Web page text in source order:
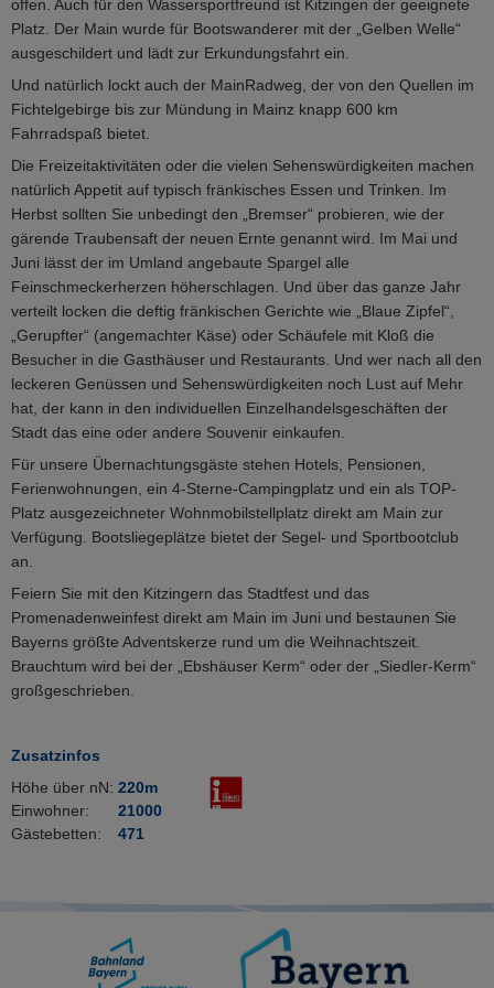
offen. Auch für den Wassersportfreund ist Kitzingen der geeignete
Platz. Der Main wurde für Bootswanderer mit der „Gelben Welle“
ausgeschildert und lädt zur Erkundungsfahrt ein.
Und natürlich lockt auch der MainRadweg, der von den Quellen im
Fichtelgebirge bis zur Mündung in Mainz knapp 600 km
Fahrradspaß bietet.
Die Freizeitaktivitäten oder die vielen Sehenswürdigkeiten machen
natürlich Appetit auf typisch fränkisches Essen und Trinken. Im
Herbst sollten Sie unbedingt den „Bremser“ probieren, wie der
gärende Traubensaft der neuen Ernte genannt wird. Im Mai und
Juni lässt der im Umland angebaute Spargel alle
Feinschmeckerherzen höherschlagen. Und über das ganze Jahr
verteilt locken die deftig fränkischen Gerichte wie „Blaue Zipfel“,
„Gerupfter“ (angemachter Käse) oder Schäufele mit Kloß die
Besucher in die Gasthäuser und Restaurants. Und wer nach all den
leckeren Genüssen und Sehenswürdigkeiten noch Lust auf Mehr
hat, der kann in den individuellen Einzelhandelsgeschäften der
Stadt das eine oder andere Souvenir einkaufen.
Für unsere Übernachtungsgäste stehen Hotels, Pensionen,
Ferienwohnungen, ein 4-Sterne-Campingplatz und ein als TOP-
Platz ausgezeichneter Wohnmobilstellplatz direkt am Main zur
Verfügung. Bootsliegeplätze bietet der Segel- und Sportbootclub
an.
Feiern Sie mit den Kitzingern das Stadtfest und das
Promenadenweinfest direkt am Main im Juni und bestaunen Sie
Bayerns größte Adventskerze rund um die Weihnachtszeit.
Brauchtum wird bei der „Ebshäuser Kerm“ oder der „Siedler-Kerm“
großgeschrieben.
Zusatzinfos
Höhe über nN: 220m
Einwohner:
21000
Gästebetten:
471